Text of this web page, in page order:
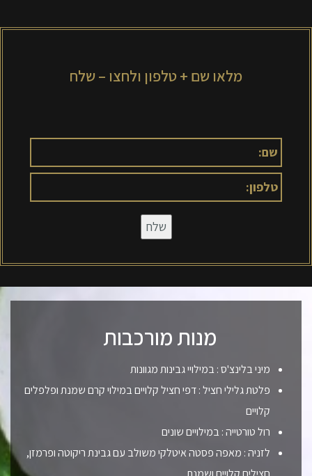
מלאו שם + טלפון ולחצו – שלח
מנות מורכבות
מיני בלינצ'ס : במילויי גבינות מגוונות
פלטת גלילי חציל : דפי חציל קלויים במילוי קרם שמנת ופלפלים
קלויים
רול טורטייה : במילויים שונים
לזניה : מאפה פסטה איטלקי משולב עם גבינת ריקוטה ופרמזן,